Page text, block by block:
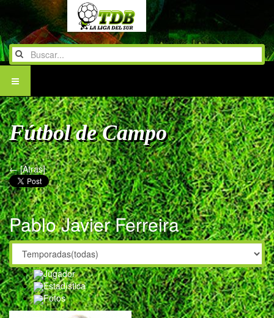
Fútbol de Campo
← [Atras]
Pablo Javier Ferreira
Jugador
Estadística
Fotos